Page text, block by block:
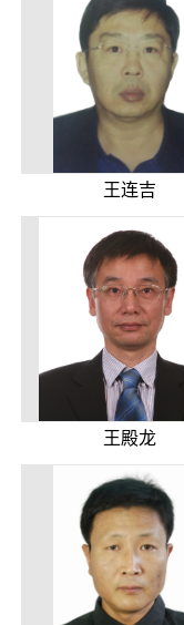
王连吉
王殿龙